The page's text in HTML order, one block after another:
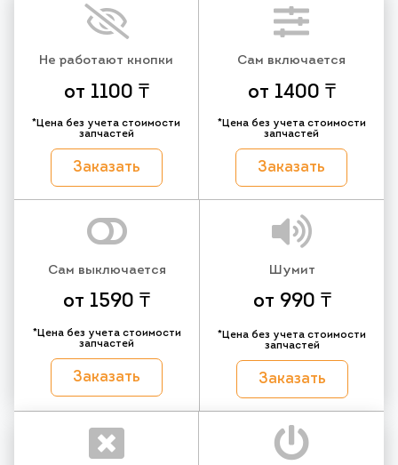
Не работают кнопки
от 1100 ₸
*Цена без учета стоимости
запчастей
Заказать
Сам включается
от 1400 ₸
*Цена без учета стоимости
запчастей
Заказать
Сам выключается
от 1590 ₸
*Цена без учета стоимости
запчастей
Заказать
Шумит
от 990 ₸
*Цена без учета стоимости
запчастей
Заказать